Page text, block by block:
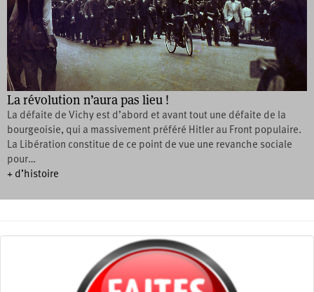
La révolution n’aura pas lieu !
La défaite de Vichy est d’abord et avant tout une défaite de la
bourgeoisie, qui a massivement préféré Hitler au Front populaire.
La Libération constitue de ce point de vue une revanche sociale
pour…
+ d’histoire